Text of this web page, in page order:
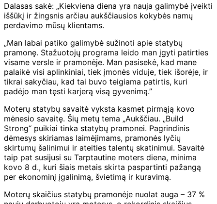
Dalasas sakė: „Kiekviena diena yra nauja galimybė įveikti
iššūkį ir žingsnis arčiau aukščiausios kokybės namų
perdavimo mūsų klientams.
„Man labai patiko galimybė sužinoti apie statybų
pramonę. Stažuotojų programa leido man įgyti patirties
visame versle ir pramonėje. Man pasisekė, kad mane
palaikė visi aplinkiniai, tiek įmonės viduje, tiek išorėje, ir
tikrai sakyčiau, kad tai buvo teigiama patirtis, kuri
padėjo man tęsti karjerą visą gyvenimą.”
Moterų statybų savaitė vyksta kasmet pirmąją kovo
mėnesio savaitę. Šių metų tema „Aukščiau. „Build
Strong“ puikiai tinka statybų pramonei. Pagrindinis
dėmesys skiriamas laimėjimams, pramonės lyčių
skirtumų šalinimui ir ateities talentų skatinimui. Savaitė
taip pat susijusi su Tarptautine moters diena, minima
kovo 8 d., kuri šiais metais skirta paspartinti pažangą
per ekonominį įgalinimą, švietimą ir kuravimą.
Moterų skaičius statybų pramonėje nuolat auga – 37 %